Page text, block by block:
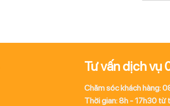
Tư vấn dịch
Chăm sóc khách hàng:
Thời gian: 8h - 17h30 từ